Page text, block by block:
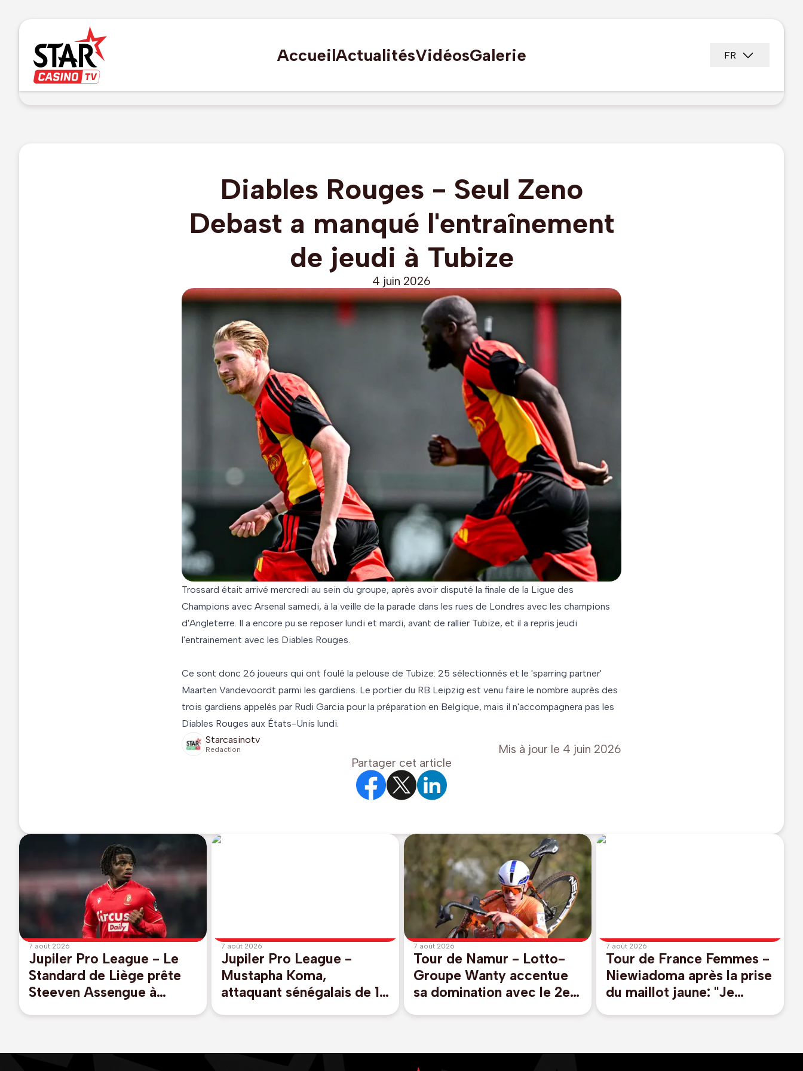
AccueilActualitésVidéosGalerie FR
Diables Rouges - Seul Zeno
Debast a manqué l'entraînement
de jeudi à Tubize
4 juin 2026
Trossard était arrivé mercredi au sein du groupe, après avoir disputé la finale de la Ligue des
Champions avec Arsenal samedi, à la veille de la parade dans les rues de Londres avec les champions
d'Angleterre. Il a encore pu se reposer lundi et mardi, avant de rallier Tubize, et il a repris jeudi
l'entrainement avec les Diables Rouges.
Ce sont donc 26 joueurs qui ont foulé la pelouse de Tubize: 25 sélectionnés et le 'sparring partner'
Maarten Vandevoordt parmi les gardiens. Le portier du RB Leipzig est venu faire le nombre auprès des
trois gardiens appelés par Rudi Garcia pour la préparation en Belgique, mais il n'accompagnera pas les
Diables Rouges aux États-Unis lundi.
Starcasinotv
Redaction Mis à jour le 4 juin 2026
Partager cet article
7 août 2026
Jupiler Pro League - Le
Standard de Liège prête
Steeven Assengue à
7 août 2026
Jupiler Pro League -
Mustapha Koma,
attaquant sénégalais de 19
7 août 2026
Tour de Namur - Lotto-
Groupe Wanty accentue
sa domination avec le 2e
7 août 2026
Tour de France Femmes -
Niewiadoma après la prise
du maillot jaune: "Je